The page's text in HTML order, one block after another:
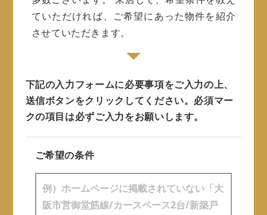
ていただければ、ご希望にあった物件を紹介
させていただきます。
下記の入力フォームに必要事項をご入力の上、
送信ボタンをクリックしてください。 必須マー
クの項目は必ずご入力をお願いします。
ご希望の条件